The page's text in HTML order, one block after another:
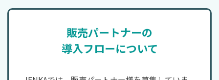
販売パートナーの
導入フローについて